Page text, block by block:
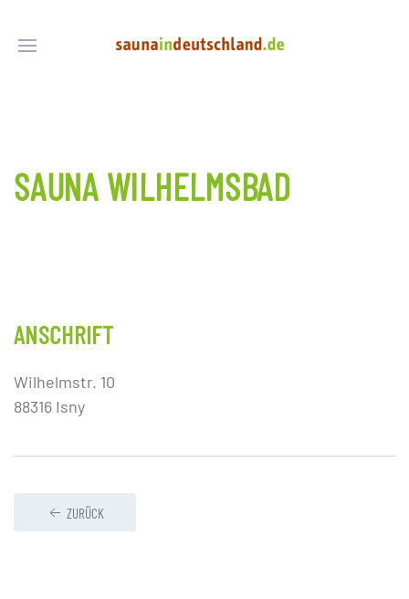
SAUNA WILHELMSBAD
ANSCHRIFT
Wilhelmstr. 10
88316 Isny
ZURÜCK